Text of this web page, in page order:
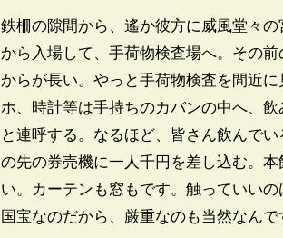
鉄柵の隙間から、遙か彼方に威風堂々
から入場して、手荷物検査場へ。その
からが長い。やっと手荷物検査を間近
ホ、時計等は手持ちのカバンの中へ、
と連呼する。なるほど、皆さん飲んで
の先の券売機に一人千円を差し込む。
い。カーテンも窓もです。触っていい
国宝なのだから、厳重なのも当然なん